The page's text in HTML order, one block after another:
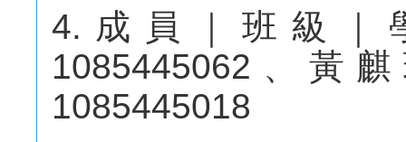
4.成員｜班級｜
1085445062、黃
1085445018